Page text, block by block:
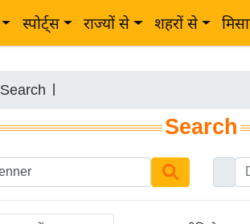
स्पोर्ट्स राज्यों से शहरों से
Search
Search